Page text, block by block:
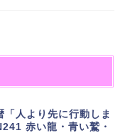
「人より先に行動しま
赤い龍・青い鷲・